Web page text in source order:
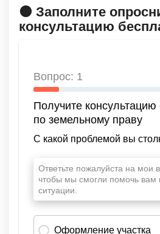
🟠 Заполните
консультацию